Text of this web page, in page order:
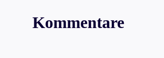
Kommentare